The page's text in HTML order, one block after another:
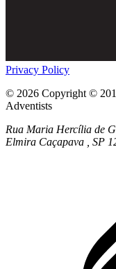
Privacy Policy
© 2026 Copyright ©
Adventists
Rua Maria Hercília de
Elmira Caçapava , SP